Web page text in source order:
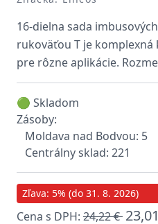
16-dielna sada
rukoväťou T je
pre rôzne aplikácie.
🟢 Skladom
Zásoby:
Moldava nad Bodvou: 5
Centrálny sklad: 221
Zľava: 5% (do 31. 8. 2026)
Cena s DPH: 24,22 €